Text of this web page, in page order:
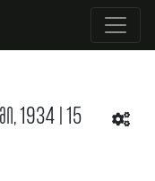
1934 | 15